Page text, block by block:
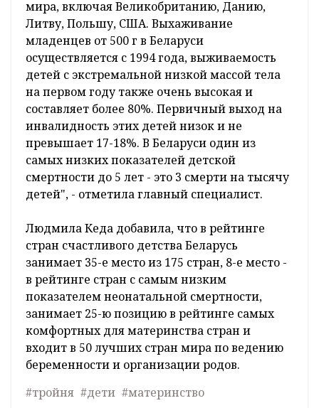
мира, включая Великобританию, Данию,
Литву, Польшу, США. Выхаживание
младенцев от 500 г в Беларуси
осуществляется с 1994 года, выживаемость
детей с экстремальной низкой массой тела
на первом году также очень высокая и
составляет более 80%. Первичный выход на
инвалидность этих детей низок и не
превышает 17-18%. В Беларуси один из
самых низких показателей детской
смертности до 5 лет - это 3 смерти на тысячу
детей", - отметила главный специалист.
Людмила Кеда добавила, что в рейтинге
стран счастливого детства Беларусь
занимает 35-е место из 175 стран, 8-е место -
в рейтинге стран с самым низким
показателем неонатальной смертности,
занимает 25-ю позицию в рейтинге самых
комфортных для материнства стран и
входит в 50 лучших стран мира по ведению
беременности и организации родов.
#тройня #дети #материнство